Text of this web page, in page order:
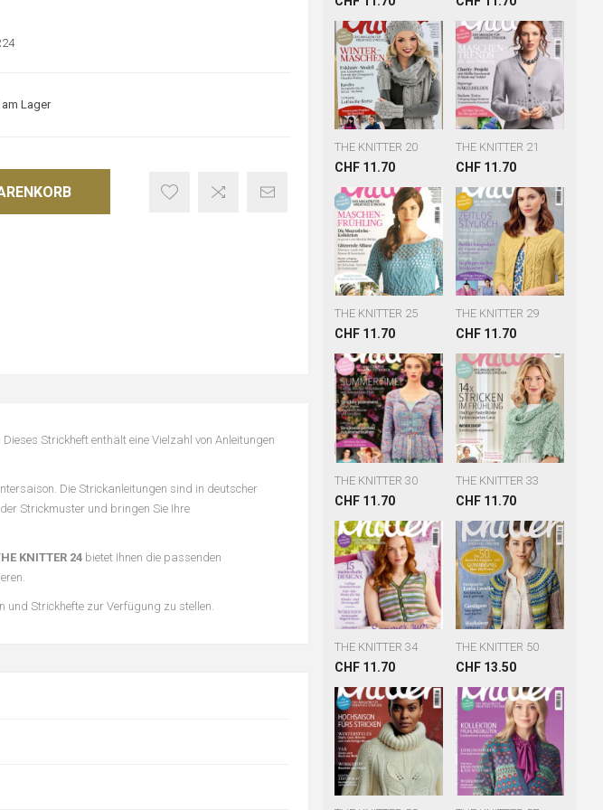
am Lager
Strickheft enthält eine Vielzahl von Anleitungen
Die Strickanleitungen sind in deutscher
Strickmuster und bringen Sie Ihre
KNITTER 24 bietet Ihnen die passenden
Strickhefte zur Verfügung zu stellen.
THE KNITTER 20
CHF 11.70
THE KNITTER 21
CHF 11.70
THE KNITTER 25
CHF 11.70
THE KNITTER 29
CHF 11.70
THE KNITTER 30
CHF 11.70
THE KNITTER 33
CHF 11.70
THE KNITTER 34
CHF 11.70
THE KNITTER 50
CHF 13.50